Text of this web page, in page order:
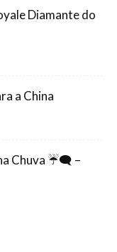
Diamante do
a China
Chuva ☔🗨️ –